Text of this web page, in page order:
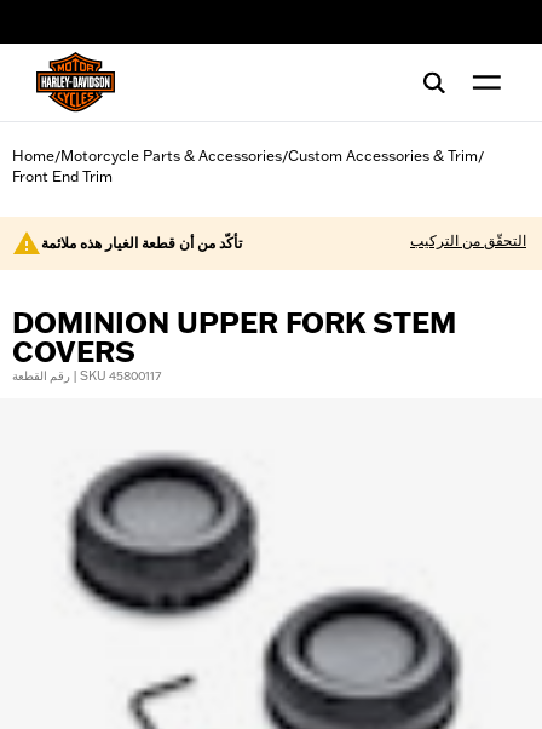
Home/Motorcycle Parts & Accessories/Custom Accessories & Trim/
Front End Trim
تأكّد من أن قطعة الغيار هذه ملائمة التحقّق من التركيب
DOMINION UPPER FORK STEM
COVERS
رقم القطعة | SKU 45800117